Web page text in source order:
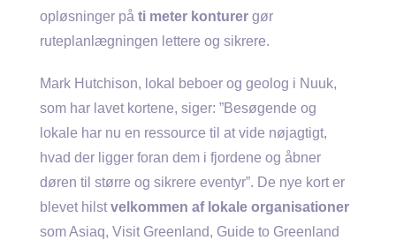
opløsninger på ti meter konturer gør
ruteplanlægningen lettere og sikrere.
Mark Hutchison, lokal beboer og geolog i Nuuk,
som har lavet kortene, siger: ”Besøgende og
lokale har nu en ressource til at vide nøjagtigt,
hvad der ligger foran dem i fjordene og åbner
døren til større og sikrere eventyr”. De nye kort er
blevet hilst velkommen af ​​lokale organisationer
som Asiaq, Visit Greenland, Guide to Greenland